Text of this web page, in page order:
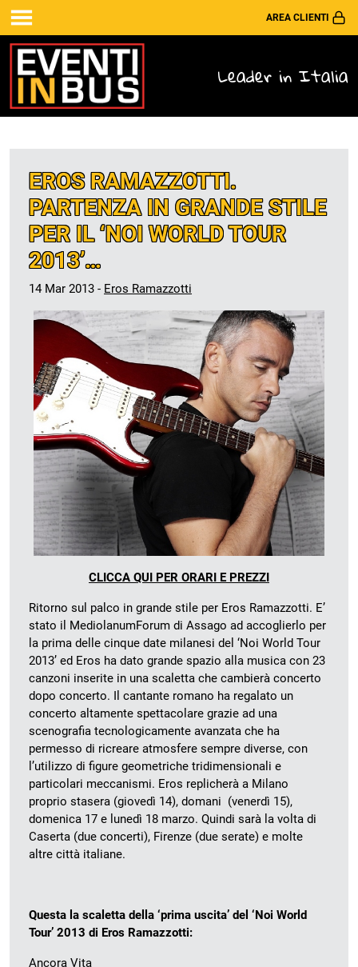
AREA CLIENTI
Leader in Italia
EROS RAMAZZOTTI.
PARTENZA IN GRANDE STILE
PER IL ‘NOI WORLD TOUR
2013’…
14 Mar 2013 - Eros Ramazzotti
CLICCA QUI PER ORARI E PREZZI
Ritorno sul palco in grande stile per Eros Ramazzotti. E’
stato il MediolanumForum di Assago ad accoglierlo per
la prima delle cinque date milanesi del ‘Noi World Tour
2013’ ed Eros ha dato grande spazio alla musica con 23
canzoni inserite in una scaletta che cambierà concerto
dopo concerto. Il cantante romano ha regalato un
concerto altamente spettacolare grazie ad una
scenografia tecnologicamente avanzata che ha
permesso di ricreare atmosfere sempre diverse, con
l’utilizzo di figure geometriche tridimensionali e
particolari meccanismi. Eros replicherà a Milano
proprio stasera (giovedì 14), domani (venerdì 15),
domenica 17 e lunedì 18 marzo. Quindi sarà la volta di
Caserta (due concerti), Firenze (due serate) e molte
altre città italiane.
Questa la scaletta della ‘prima uscita’ del ‘Noi World
Tour’ 2013 di Eros Ramazzotti:
Ancora Vita